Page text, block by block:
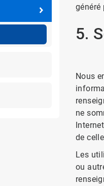
généré
5.
Nous
ne
de
Les
ou